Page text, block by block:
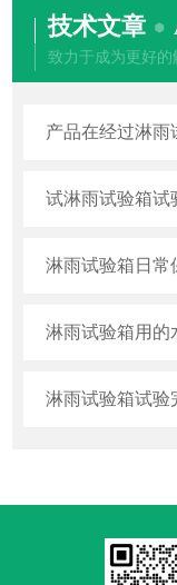
技术文章
致力于成为更好的
产品在经过淋雨
试淋雨试验箱试
淋雨试验箱日常
淋雨试验箱用的
淋雨试验箱试验